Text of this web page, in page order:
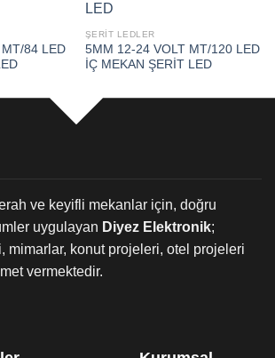
84 LED
ŞERİT LEDLER
5MM 12-24 VOLT MT/120 LED
İÇ MEKAN ŞERİT LED
ferah ve keyifli mekanlar için, doğru
uygulayan Diyez Elektronik;
mimarlar, konut projeleri, otel projeleri
vermektedir.